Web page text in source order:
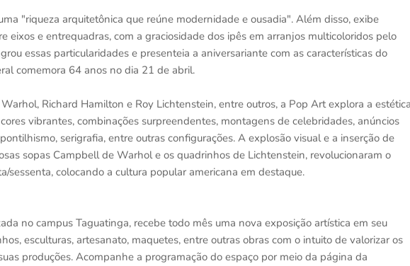
"riqueza arquitetônica que reúne modernidade e ousadia". Além disso, exibe
eixos e entrequadras, com a graciosidade dos ipês em arranjos multicoloridos pelo
essas particularidades e presenteia a aniversariante com as características do
comemora 64 anos no dia 21 de abril.
Richard Hamilton e Roy Lichtenstein, entre outros, a Pop Art explora a
vibrantes, combinações surpreendentes, montagens de celebridades, anúncios
serigrafia, entre outras configurações. A explosão visual e a inserção de
sopas Campbell de Warhol e os quadrinhos de Lichtenstein, revolucionaram o
sessenta, colocando a cultura popular americana em destaque.
no campus Taguatinga, recebe todo mês uma nova exposição artística em seu
esculturas, artesanato, maquetes, entre outras obras com o intuito de valorizar os
produções. Acompanhe a programação do espaço por meio da página da